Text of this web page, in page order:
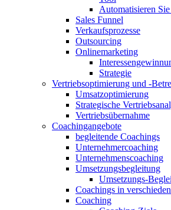
Automatisieren
Sales Funnel
Verkaufsprozesse
Outsourcing
Onlinemarketing
Strategie
Vertriebsoptimierung und -
Umsatzoptimierung
Strategische
Vertriebsübernahme
Coachingangebote
begleitende Coachings
Unternehmercoaching
Unternehmenscoaching
Umsetzungsbegleitung
Umsetzungs-
Coachings in
Coaching